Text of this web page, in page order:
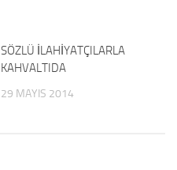
SÖZLÜ İLAHİYATÇILARLA
KAHVALTIDA
29 MAYIS 2014